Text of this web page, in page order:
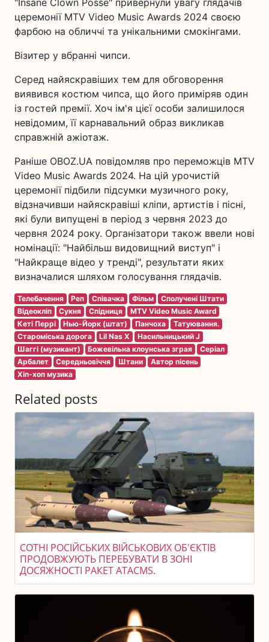
"Insane Clown Posse" привернули увагу глядачів
церемонії MTV Video Music Awards 2024 своєю
фарбою на обличчі та унікальними смокінгами.
Візитер у вбранні чипси.
Серед найяскравіших тем для обговорення
виявився костюм чипса, що його приміряв один
із гостей премії. Хоч ім'я цієї особи залишилося
невідомим, її карнавальний образ викликав
справжній ажіотаж.
Раніше OBOZ.UA повідомляв про переможців MTV
Video Music Awards 2024. На цій урочистій
церемонії підбили підсумки музичного року,
відзначивши найяскравіші кліпи, артистів і пісні,
які були випущені в період з червня 2023 до
червня 2024 року. Організатори також ввели нові
номінації: "Найбільш видовищний виступ" і
"Найкраще відео у тренді", результати яких
визначалися шляхом голосування глядачів.
Телебачення Реп Співачка Фільм
Сполучені Штати
Відеокліп
Сукня Спідниця
MTV Video Music Award
Кеті Перрі
Нью-Йорк (штат) Панчоха
Татуювання.
Староміська дорога
Lil Nas X
Насильницький J
Шаггі (музикант)
Божевільна клоунська зграя
Серіал
Арбалет
Середньовіччя Штани
Автор пісень
Хіп-хоп музика
Related posts
СОТНІ РОСІЙСЬКИХ ВІЙСЬКОВИХ ОБ'ЄКТІВ
ПРОДОВЖУЮТЬ ПЕРЕБУВАТИ В ЗОНІ
ДОСЯЖНОСТІ РАКЕТ ATACMS.